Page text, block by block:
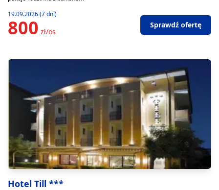
19.09.2026 (7 dni)
800 zł/os
Sprawdź ofertę
Hotel Till ***